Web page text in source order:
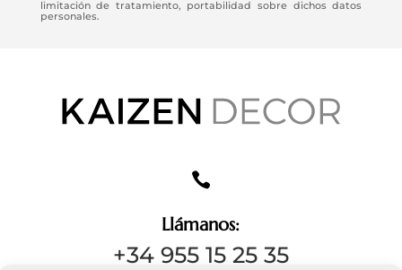
limitación de tratamiento, portabilidad sobre dichos datos
personales.

Llámanos:
+34 955 15 25 35